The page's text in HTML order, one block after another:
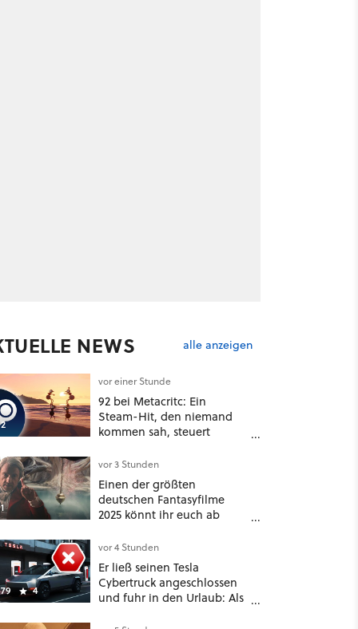
NEWS alle anzeigen
vor einer Stunde
92 bei Metacritc: Ein
Steam-Hit, den niemand
kommen sah, steuert
den Game Awards zu
vor 3 Stunden
Einen der größten
deutschen Fantasyfilme
2025 könnt ihr euch ab
anschauen, mit dabei: ein
Star aus Der Hobbit
4
vor 4 Stunden
Er ließ seinen Tesla
Cybertruck angeschlossen
und fuhr in den Urlaub: Als